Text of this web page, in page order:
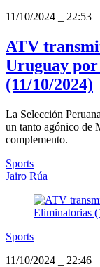
11/10/2024
22:53
ATV
Uruguay
(11/10/2024)
La Selección
un tanto agónico de
complemento.
Sports
Jairo Rúa
Sports
11/10/2024
22:46